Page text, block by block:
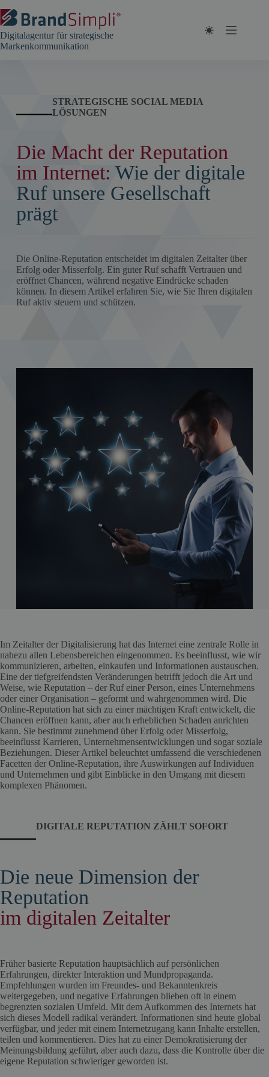
Inhalt
springen
Digitalagentur für strategische
Markenkommunikation
STRATEGISCHE SOCIAL MEDIA
LÖSUNGEN
Die Macht der Reputation
im Internet: Wie der digitale
Ruf unsere Gesellschaft
prägt
Die Online-Reputation entscheidet im digitalen Zeitalter über
Erfolg oder Misserfolg. Ein guter Ruf schafft Vertrauen und
eröffnet Chancen, während negative Eindrücke schaden
können. In diesem Artikel erfahren Sie, wie Sie Ihren digitalen
Ruf aktiv steuern und schützen.
Im Zeitalter der Digitalisierung hat das Internet eine zentrale Rolle in
nahezu allen Lebensbereichen eingenommen. Es beeinflusst, wie wir
kommunizieren, arbeiten, einkaufen und Informationen austauschen.
Eine der tiefgreifendsten Veränderungen betrifft jedoch die Art und
Weise, wie Reputation – der Ruf einer Person, eines Unternehmens
oder einer Organisation – geformt und wahrgenommen wird. Die
Online-Reputation hat sich zu einer mächtigen Kraft entwickelt, die
Chancen eröffnen kann, aber auch erheblichen Schaden anrichten
kann. Sie bestimmt zunehmend über Erfolg oder Misserfolg,
beeinflusst Karrieren, Unternehmensentwicklungen und sogar soziale
Beziehungen. Dieser Artikel beleuchtet umfassend die verschiedenen
Facetten der Online-Reputation, ihre Auswirkungen auf Individuen
und Unternehmen und gibt Einblicke in den Umgang mit diesem
komplexen Phänomen.
DIGITALE REPUTATION ZÄHLT SOFORT
Die neue Dimension der
Reputation
im digitalen Zeitalter
Früher basierte Reputation hauptsächlich auf persönlichen
Erfahrungen, direkter Interaktion und Mundpropaganda.
Empfehlungen wurden im Freundes- und Bekanntenkreis
weitergegeben, und negative Erfahrungen blieben oft in einem
begrenzten sozialen Umfeld. Mit dem Aufkommen des Internets hat
sich dieses Modell radikal verändert. Informationen sind heute global
verfügbar, und jeder mit einem Internetzugang kann Inhalte erstellen,
teilen und kommentieren. Dies hat zu einer Demokratisierung der
Meinungsbildung geführt, aber auch dazu, dass die Kontrolle über die
eigene Reputation schwieriger geworden ist.